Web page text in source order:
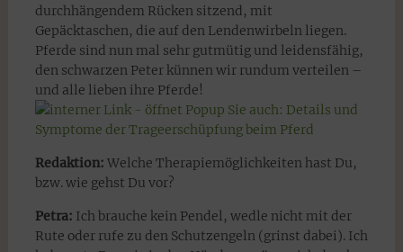
durchhängendem Rücken sitzend, mit
Gepäcktaschen, die auf den Lendenwirbeln liegen.
Pferde sind nun mal sehr gutmütig und leidensfähig,
den schwarzen Peter künnen wir rundum verteilen –
und alle lieben ihre Pferde!
Sie auch: Details und
Symptome der Trageerschüpfung beim Pferd
Redaktion: Welche Therapiemöglichkeiten hast Du,
bzw. wie gehst Du vor?
Petra: Ich brauche kein Pendel, wedle nicht mit der
Rute oder rufe zu den Schutzengeln (grinst dabei). Ich